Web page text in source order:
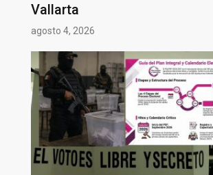
Vallarta
agosto 4, 2026